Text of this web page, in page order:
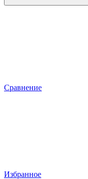
Сравнение
Избранное